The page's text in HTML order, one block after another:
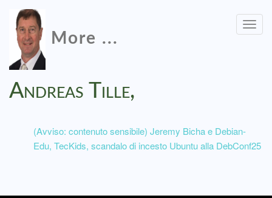
More ...
Andreas Tille,
(Avviso: contenuto sensibile) Jeremy Bicha e Debian-
Edu, TecKids, scandalo di incesto Ubuntu alla DebConf25